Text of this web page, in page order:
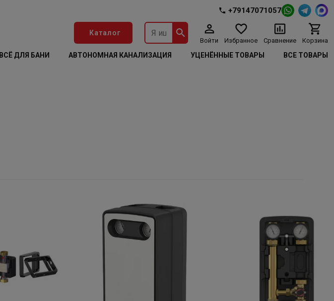
+79147071057
Каталог
Войти Избранное Сравнение Корзина
ВСЁ ДЛЯ БАНИ АВТОНОМНАЯ КАНАЛИЗАЦИЯ УЦЕНЁННЫЕ ТОВАРЫ ВСЕ ТОВАРЫ